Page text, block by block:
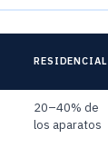
RESIDENCIAL
20–40% de
los aparatos